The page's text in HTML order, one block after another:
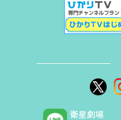
衛星劇場